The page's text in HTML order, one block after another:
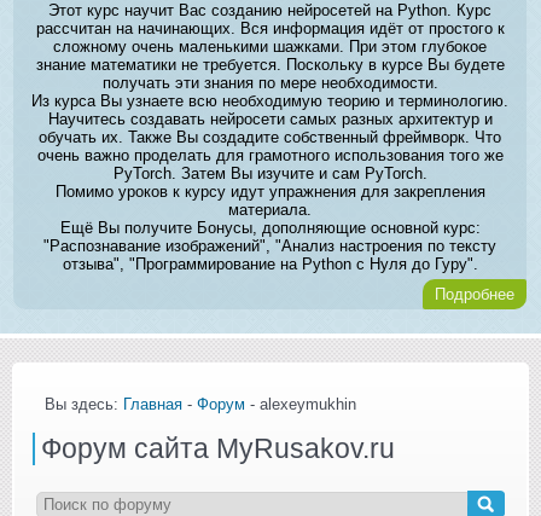
Этот курс научит Вас созданию нейросетей на Python. Курс
рассчитан на начинающих. Вся информация идёт от простого к
сложному очень маленькими шажками. При этом глубокое
знание математики не требуется. Поскольку в курсе Вы будете
получать эти знания по мере необходимости.
Из курса Вы узнаете всю необходимую теорию и терминологию.
Научитесь создавать нейросети самых разных архитектур и
обучать их. Также Вы создадите собственный фреймворк. Что
очень важно проделать для грамотного использования того же
PyTorch. Затем Вы изучите и сам PyTorch.
Помимо уроков к курсу идут упражнения для закрепления
материала.
Ещё Вы получите Бонусы, дополняющие основной курс:
"Распознавание изображений", "Анализ настроения по тексту
отзыва", "Программирование на Python с Нуля до Гуру".
Подробнее
Вы здесь: Главная - Форум - alexeymukhin
Форум сайта MyRusakov.ru